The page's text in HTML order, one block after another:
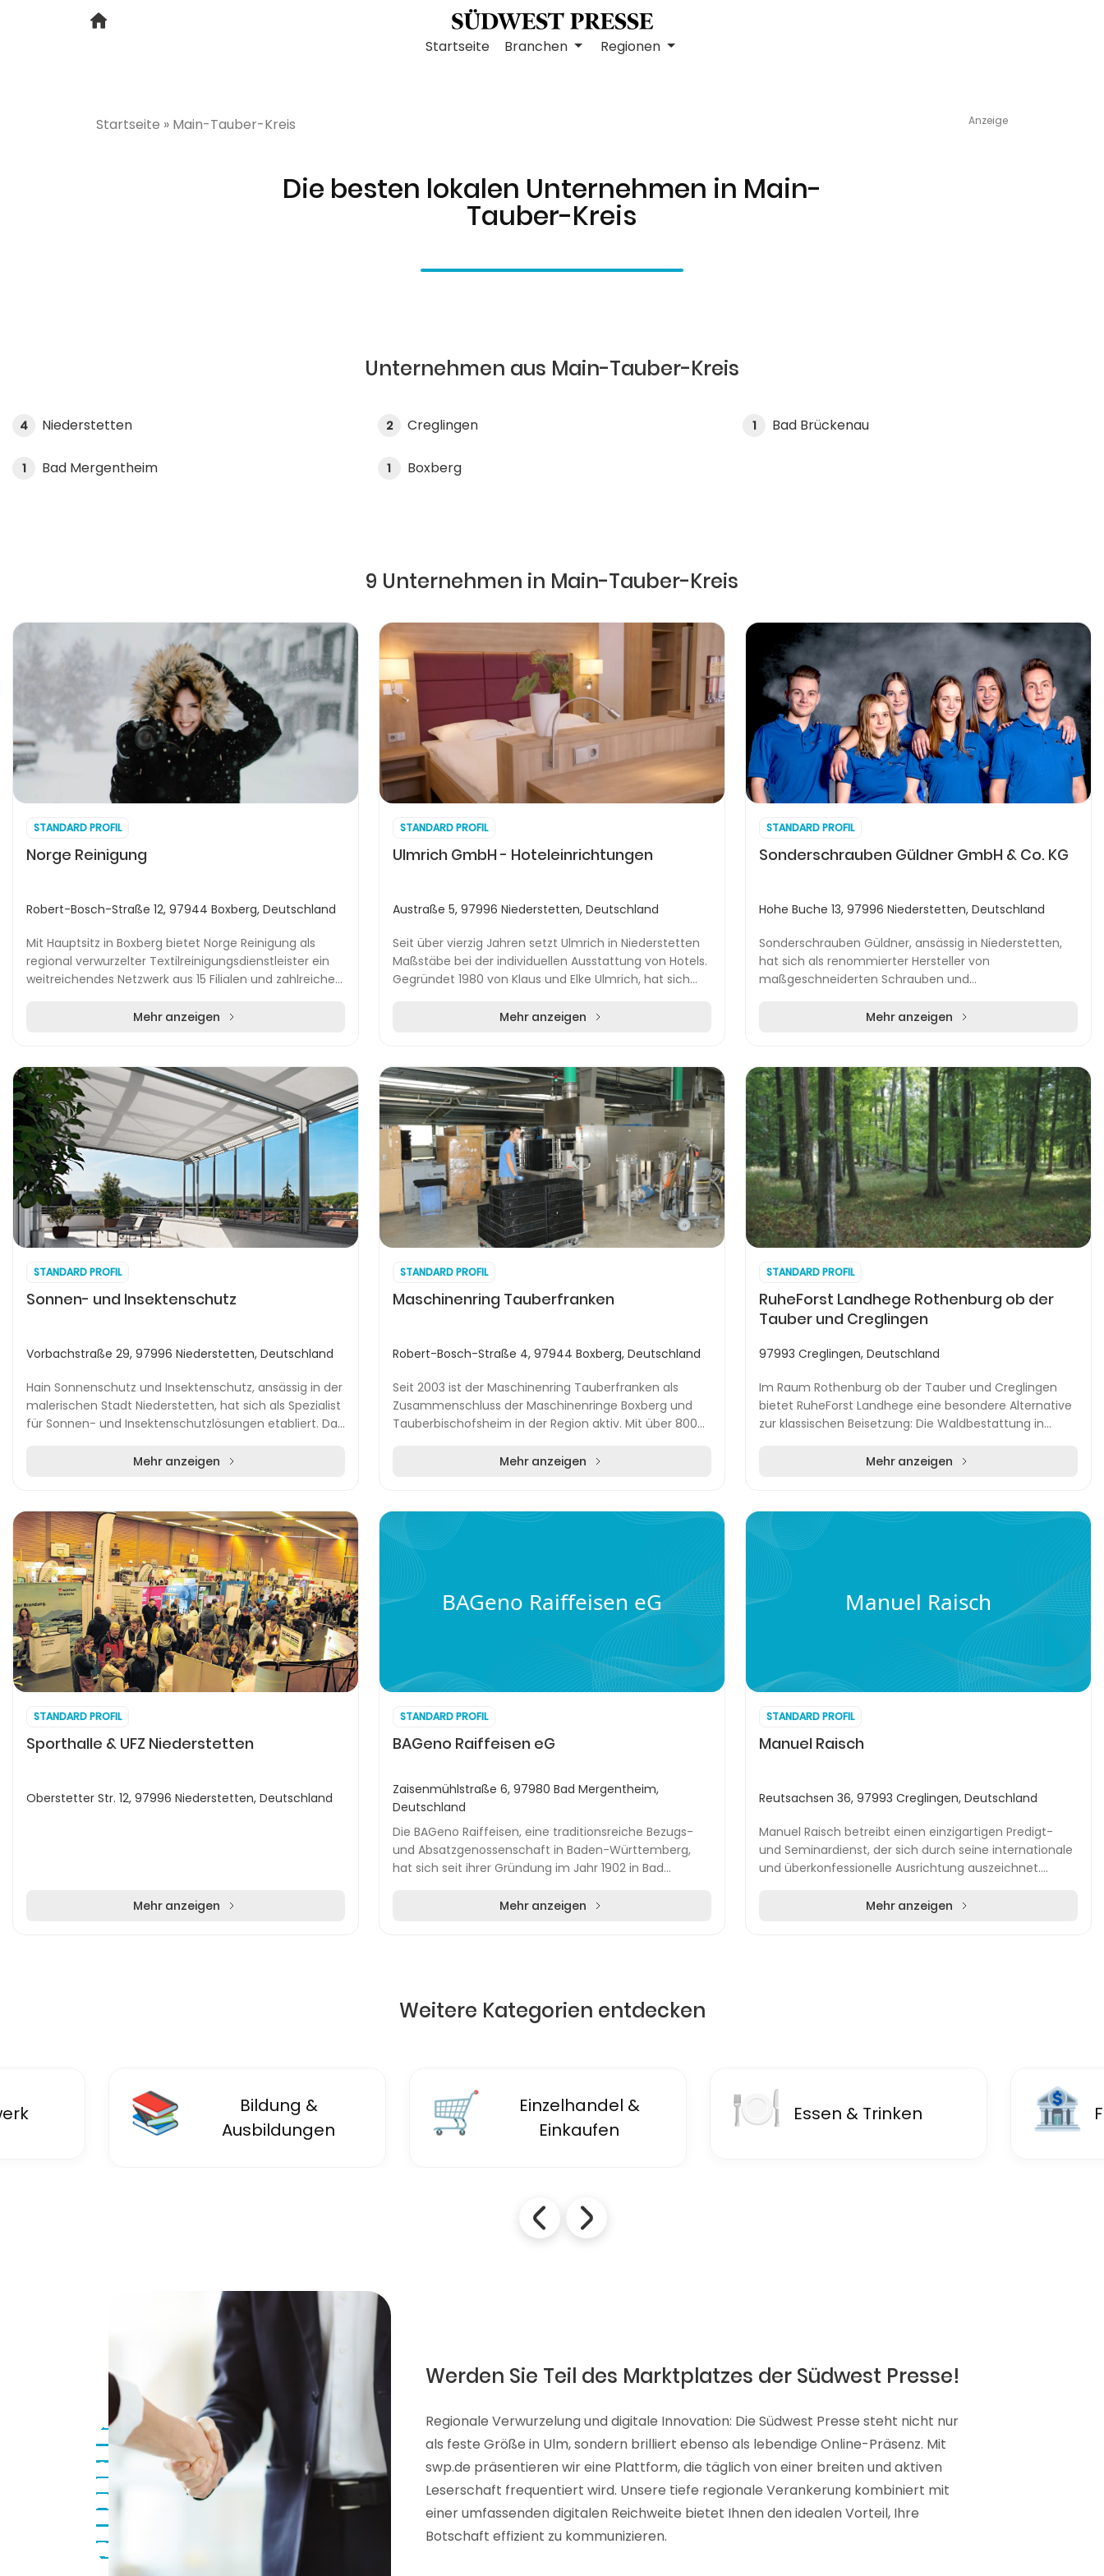
Startseite Branchen Regionen
Startseite » Main-Tauber-Kreis Anzeige
Die besten lokalen Unternehmen in Main-
Tauber-Kreis
Unternehmen aus Main-Tauber-Kreis
4 Niederstetten 2 Creglingen 1 Bad Brückenau
1 Bad Mergentheim 1 Boxberg
9 Unternehmen in Main-Tauber-Kreis
STANDARD PROFIL
Norge Reinigung
Robert-Bosch-Straße 12, 97944 Boxberg, Deutschland
Mit Hauptsitz in Boxberg bietet Norge Reinigung als
regional verwurzelter Textilreinigungsdienstleister ein
weitreichendes Netzwerk aus 15 Filialen und zahlreichen
Mehr anzeigen
STANDARD PROFIL
Ulmrich GmbH - Hoteleinrichtungen
Austraße 5, 97996 Niederstetten, Deutschland
Seit über vierzig Jahren setzt Ulmrich in Niederstetten
Maßstäbe bei der individuellen Ausstattung von Hotels.
Gegründet 1980 von Klaus und Elke Ulmrich, hat sich
Mehr anzeigen
STANDARD PROFIL
Sonderschrauben Güldner GmbH & Co. KG
Hohe Buche 13, 97996 Niederstetten, Deutschland
Sonderschrauben Güldner, ansässig in Niederstetten,
hat sich als renommierter Hersteller von
maßgeschneiderten Schrauben und
bietet eine breite Palette...Mehr anzeigen
STANDARD PROFIL
Sonnen- und Insektenschutz
Vorbachstraße 29, 97996 Niederstetten, Deutschland
Hain Sonnenschutz und Insektenschutz, ansässig in der
malerischen Stadt Niederstetten, hat sich als Spezialist
für Sonnen- und Insektenschutzlösungen etabliert. Das
Mehr anzeigen
STANDARD PROFIL
Maschinenring Tauberfranken
Robert-Bosch-Straße 4, 97944 Boxberg, Deutschland
Seit 2003 ist der Maschinenring Tauberfranken als
Zusammenschluss der Maschinenringe Boxberg und
Tauberbischofsheim in der Region aktiv. Mit über 800
Mehr anzeigen
STANDARD PROFIL
RuheForst Landhege Rothenburg ob der
Tauber und Creglingen
97993 Creglingen, Deutschland
Im Raum Rothenburg ob der Tauber und Creglingen
bietet RuheForst Landhege eine besondere Alternative
zur klassischen Beisetzung: Die Waldbestattung in
Mehr anzeigen
STANDARD PROFIL
Sporthalle & UFZ Niederstetten
Oberstetter Str. 12, 97996 Niederstetten, Deutschland
Mehr anzeigen
BAGeno Raiffeisen eG
STANDARD PROFIL
BAGeno Raiffeisen eG
Zaisenmühlstraße 6, 97980 Bad Mergentheim,
Deutschland
Die BAGeno Raiffeisen, eine traditionsreiche Bezugs-
und Absatzgenossenschaft in Baden-Württemberg,
hat sich seit ihrer Gründung im Jahr 1902 in Bad
Mehr anzeigen
Manuel Raisch
STANDARD PROFIL
Manuel Raisch
Reutsachsen 36, 97993 Creglingen, Deutschland
Manuel Raisch betreibt einen einzigartigen Predigt-
und Seminardienst, der sich durch seine internationale
und überkonfessionelle Ausrichtung auszeichnet.
Mehr anzeigen
Weitere Kategorien entdecken
📚
Bildung &
Ausbildungen
🛒
Einzelhandel &
Einkaufen
🍽 Essen & Trinken 🏦
Werden Sie Teil des Marktplatzes der Südwest Presse!
Regionale Verwurzelung und digitale Innovation: Die Südwest Presse steht nicht nur
als feste Größe in Ulm, sondern brilliert ebenso als lebendige Online-Präsenz. Mit
swp.de präsentieren wir eine Plattform, die täglich von einer breiten und aktiven
Leserschaft frequentiert wird. Unsere tiefe regionale Verankerung kombiniert mit
einer umfassenden digitalen Reichweite bietet Ihnen den idealen Vorteil, Ihre
Botschaft effizient zu kommunizieren.